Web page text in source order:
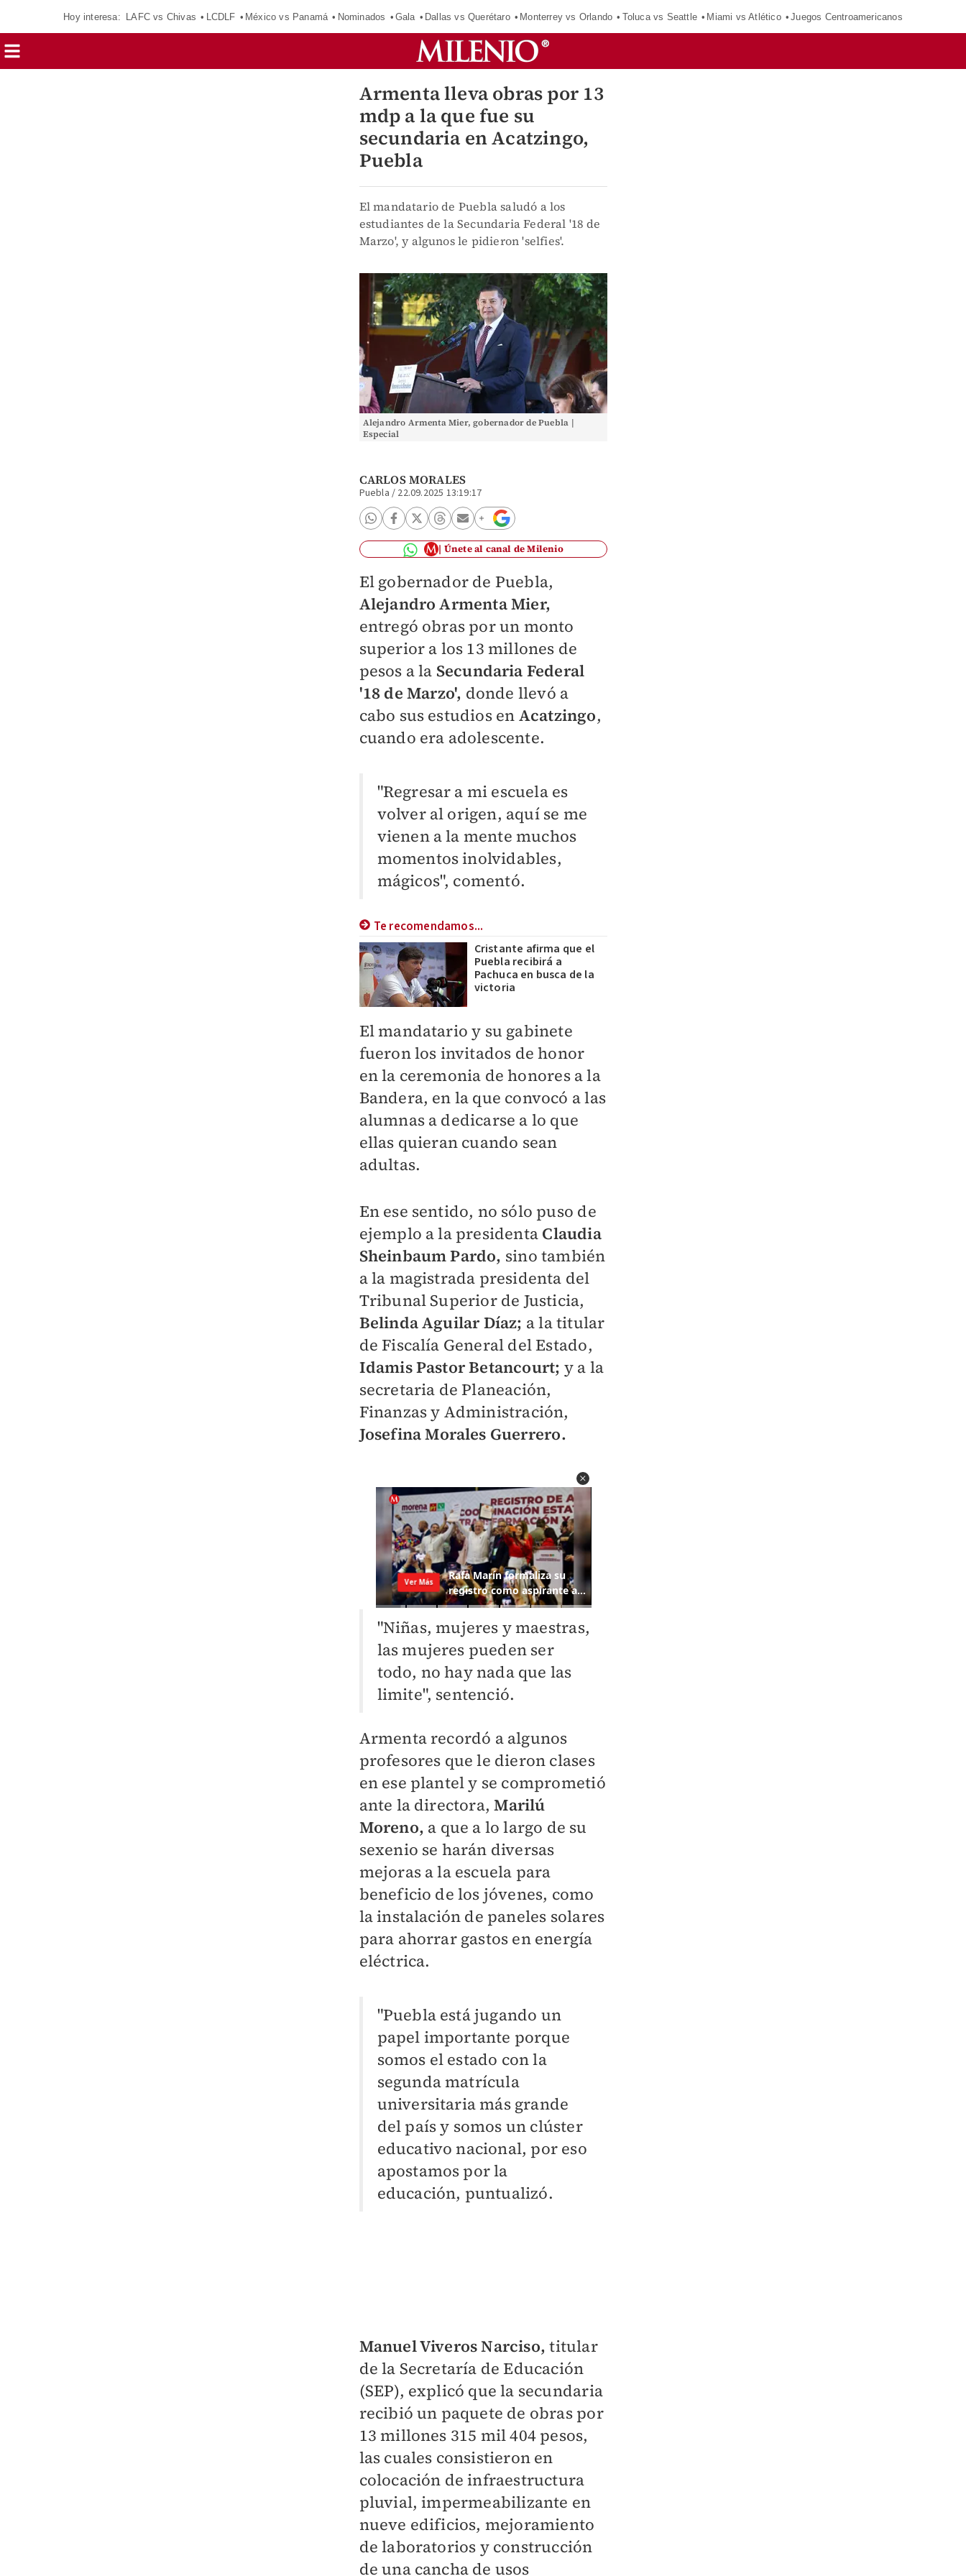
Hoy interesa: LAFC vs Chivas LCDLF México vs Panamá Nominados Gala Dallas vs Querétaro Monterrey vs Orlando Toluca vs Seattle Miami vs Atlético Juegos Centroamericanos
Armenta lleva obras por 13
mdp a la que fue su
secundaria en Acatzingo,
Puebla
El mandatario de Puebla saludó a los
estudiantes de la Secundaria Federal '18 de
Marzo', y algunos le pidieron 'selfies'.
Alejandro Armenta Mier, gobernador de Puebla |
Especial
CARLOS MORALES
Puebla / 22.09.2025 13:19:17
Únete al canal de Milenio
El gobernador de Puebla,
Alejandro Armenta Mier,
entregó obras por un monto
superior a los 13 millones de
pesos a la Secundaria Federal
'18 de Marzo', donde llevó a
cabo sus estudios en Acatzingo,
cuando era adolescente.
"Regresar a mi escuela es
volver al origen, aquí se me
vienen a la mente muchos
momentos inolvidables,
mágicos", comentó.
Te recomendamos...
Cristante afirma que el
Puebla recibirá a
Pachuca en busca de la
victoria
El mandatario y su gabinete
fueron los invitados de honor
en la ceremonia de honores a la
Bandera, en la que convocó a las
alumnas a dedicarse a lo que
ellas quieran cuando sean
adultas.
En ese sentido, no sólo puso de
ejemplo a la presidenta Claudia
Sheinbaum Pardo, sino también
a la magistrada presidenta del
Tribunal Superior de Justicia,
Belinda Aguilar Díaz; a la titular
de Fiscalía General del Estado,
Idamis Pastor Betancourt; y a la
secretaria de Planeación,
Finanzas y Administración,
Josefina Morales Guerrero.
"Niñas, mujeres y maestras,
las mujeres pueden ser
todo, no hay nada que las
limite", sentenció.
Armenta recordó a algunos
profesores que le dieron clases
en ese plantel y se comprometió
ante la directora,Marilú
Moreno, a que a lo largo de su
sexenio se harán diversas
mejoras a la escuela para
beneficio de los jóvenes, como
la instalación de paneles solares
para ahorrar gastos en energía
eléctrica.
"Puebla está jugando un
papel importante porque
somos el estado con la
segunda matrícula
universitaria más grande
del país y somos un clúster
educativo nacional, por eso
apostamos por la
educación, puntualizó.
Manuel Viveros Narciso, titular
de la Secretaría de Educación
(SEP), explicó que la secundaria
recibió un paquete de obras por
13 millones 315 mil 404 pesos,
las cuales consistieron en
colocación de infraestructura
pluvial, impermeabilizante en
nueve edificios, mejoramiento
de laboratorios y construcción
de una cancha de usos